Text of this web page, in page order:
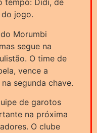
tempo: Didi, de
jogo.
Morumbi
segue na
O time de
vence a
segunda chave.
de garotos
na próxima
O clube